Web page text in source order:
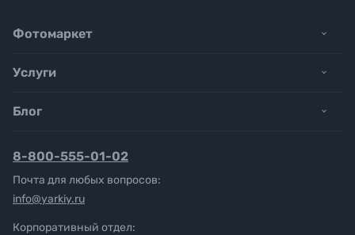
Фотомаркет
Услуги
Блог
8-800-555-01-02
Почта для любых вопросов:
info@yarkiy.ru
Корпоративный отдел: